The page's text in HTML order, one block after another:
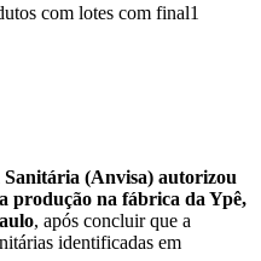
com lotes com final1
(Anvisa) autorizou
produção na fábrica da Ypê,
, após concluir que a
identificadas em